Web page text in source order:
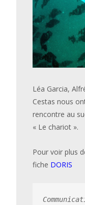
Léa Garcia,
Cestas nous
rencontre au
« Le chariot ».
Pour voir plus
fiche DORIS